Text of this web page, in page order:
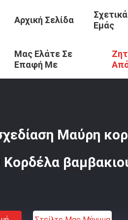
Αρχική Σελίδα
Εμάς
Μας Ελάτε Σε
Επαφή Με
Προϊόντα / Κορδέλλα Βαμβακιού
Μαύρη
Κορδέλα